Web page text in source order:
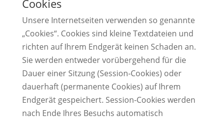
Cookies
Unsere Internetseiten verwenden so genannte
„Cookies“. Cookies sind kleine Textdateien und
richten auf Ihrem Endgerät keinen Schaden an.
Sie werden entweder vorübergehend für die
Dauer einer Sitzung (Session-Cookies) oder
dauerhaft (permanente Cookies) auf Ihrem
Endgerät gespeichert. Session-Cookies werden
nach Ende Ihres Besuchs automatisch